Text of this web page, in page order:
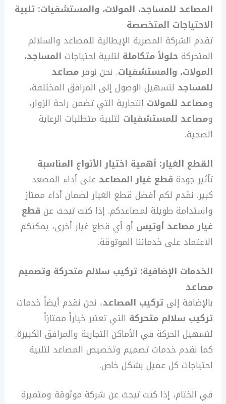
المصاعد للمساجد، المولات، والمستشفيات: تلبية
الاحتياجات المتخصصة
تقدم الشركة المصرية الإيطالية للمصاعد والسلالم
المتحركة حلولاً متكاملة لتلبية احتياجات المساجد،
المولات، والمستشفيات. نحن نوفرمصاعد
للمساجد لتسهيل الوصول إلى المرافق المختلفة،
ومصاعد للمولات التجارية التي تضمن راحة الزوار،
ومصاعد للمستشفيات لتلبية متطلبات الرعاية
الصحية.
القطع الغيار: أهمية اختيار الأنواع المناسبة
تأثير جودة قطع غيار المصاعد على أداء المصعد
كبير. نقدم لكم أفضل قطع الغيار لضمان أداء ممتاز
واستدامة طويلة لمصاعدكم. إذا كنت تبحث عن قطع
غيار مصاعد أوتيس أو أي قطع غيار أخرى، يمكنكم
الاعتماد على خدماتنا الموثوقة.
الخدمات الإضافية: تركيب سلالم متحركة وتصميم
مصاعد
بالإضافة إلىتركيب المصاعد، نحن نقدم أيضاً خدمات
تركيب سلالم متحركة التي تعتبر خياراً ممتازاً
لتسهيل الحركة في الأماكن التجارية والمرافق الكبيرة.
كما نقدم خدمات تصميم وتخصيص المصاعد لتلبية
احتياجات كل عميل بشكل خاص.
في الختام، إذا كنت تبحث عن شركة موثوقة ومتميزة